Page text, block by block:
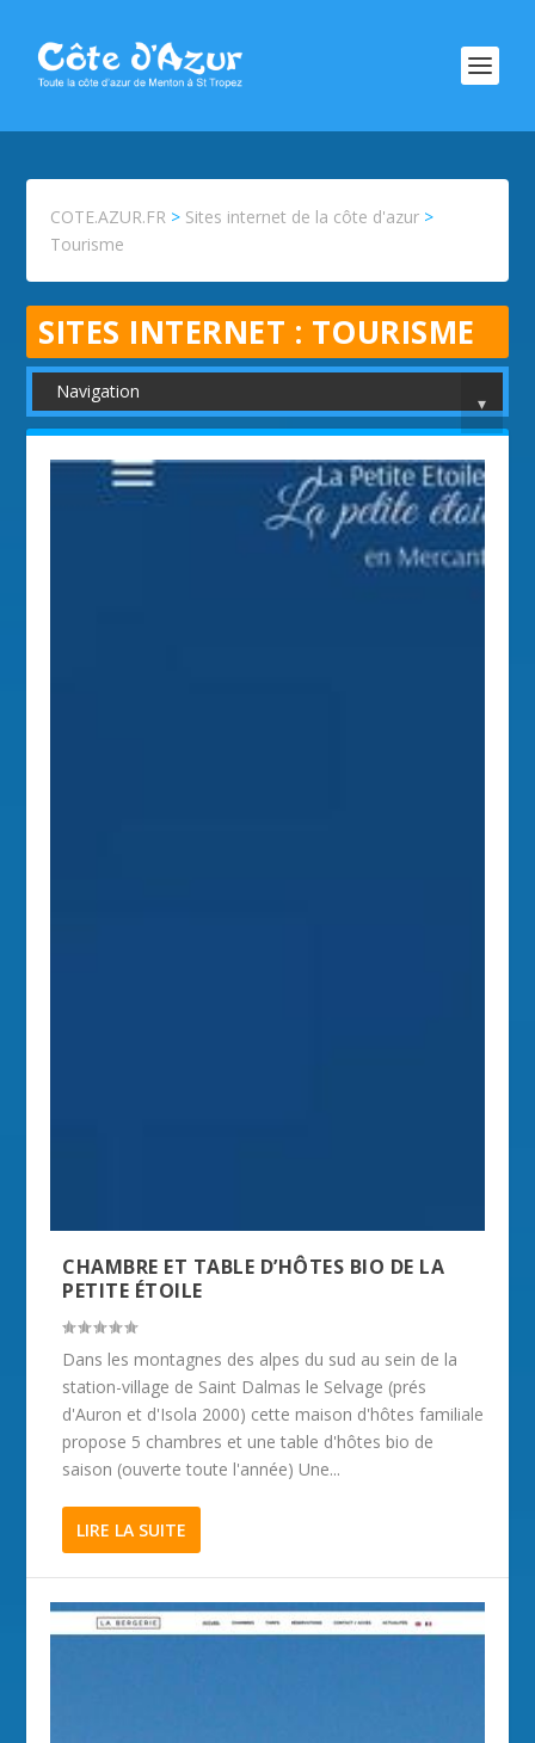
COTE.AZUR.FR > Sites internet de la côte d'azur >
Tourisme
SITES INTERNET : TOURISME
Navigation
▾
CHAMBRE ET TABLE D’HÔTES BIO DE LA
PETITE ÉTOILE
Dans les montagnes des alpes du sud au sein de la
station-village de Saint Dalmas le Selvage (prés
d'Auron et d'Isola 2000) cette maison d'hôtes familiale
propose 5 chambres et une table d'hôtes bio de
saison (ouverte toute l'année) Une...
LIRE LA SUITE